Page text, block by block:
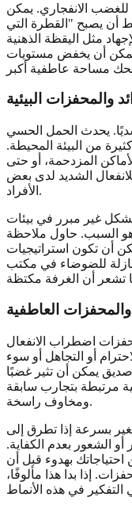
للغضب الانفجاري. يمكن
أن يصبح "القطرة التي
مثل اليقظة الذهنية
يمكن أن يخفض مستويات
يحدث الحمل الحسي
من البيئة المحيطة.
المزدحمة، أو حتى
الشديد لدى بعض
الأفراد.
غير مبرر في بيئات
هو السبب. حاول ملاحظة
أن تكون استراتيجيات
للضوضاء في مكتب
اضطراب الانفعال
أو التجاهل أو سوء
يمكن أن تثير غضبًا
مرتبطة بتجارب سابقة
ومخاوف راسخة.
بسرعة إذا تطرق إلى
الشعور بعدم الكفاية.
بهدوء قبل أن
إذا بدا هذا مألوفًا،